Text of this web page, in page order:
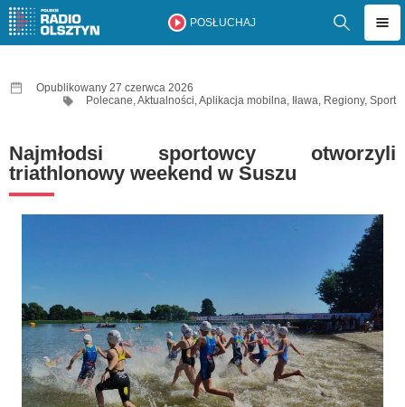
POSŁUCHAJ
Opublikowany 27 czerwca 2026
Polecane,Aktualności,Aplikacja mobilna, Iława, Regiony, Sport
Najmłodsi sportowcy otworzyli
triathlonowy weekend w Suszu